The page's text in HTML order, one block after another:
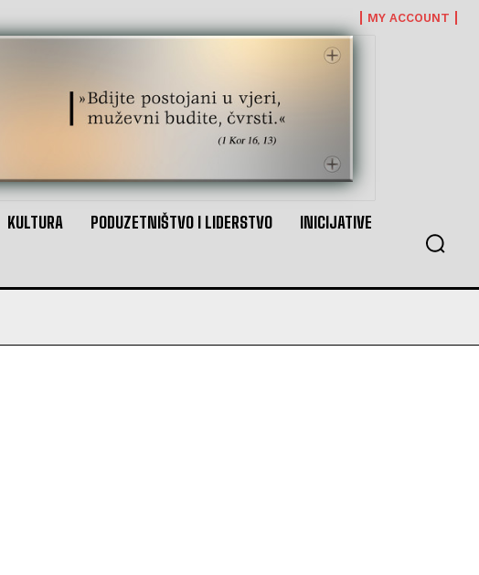
MY ACCOUNT
KULTURA PODUZETNIŠTVO I LIDERSTVO INICIJATIVE